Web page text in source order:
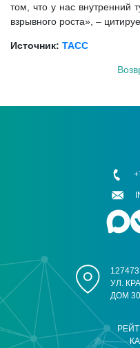
том, что у нас внутренний
взрывного роста», –
Источник: ТАСС
УЛ.
ДОМ